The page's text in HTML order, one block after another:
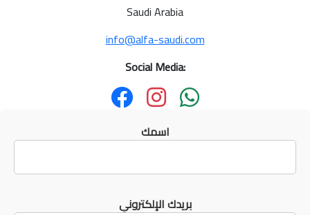
Saudi Arabia
info@alfa-saudi.com
Social Media:
اسمك
بريدك الإلكتروني